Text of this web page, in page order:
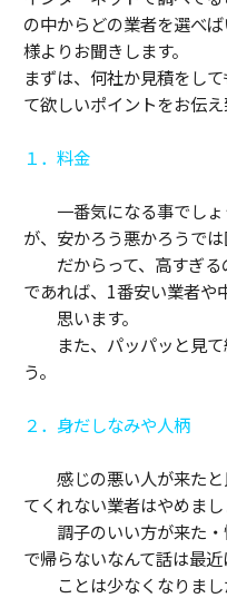
の中からどの業者を選べ
様よりお聞きします。
まずは、何社か見積をし
て欲しいポイントをお伝え
１．料金
一番気になる事でしょ
が、安かろう悪かろうでは
だからって、高すぎる
であれば、1番安い業者や
思います。
また、パッパッと見て
う。
２．身だしなみや人柄
感じの悪い人が来たと
てくれない業者はやめまし
調子のいい方が来た・
で帰らないなんて話は最
ことは少なくなりまし